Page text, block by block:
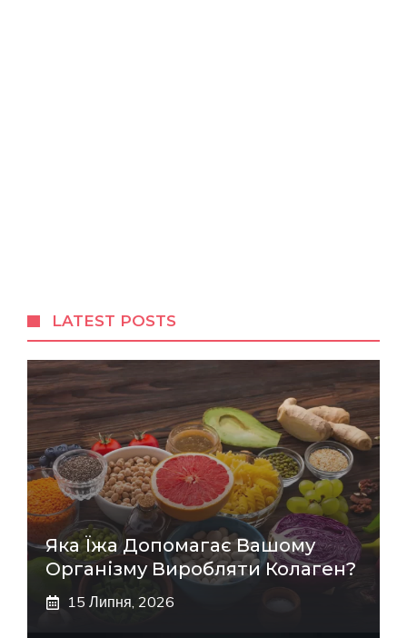
LATEST POSTS
Яка Їжа Допомагає Вашому
Організму Виробляти Колаген?
15 Липня, 2026